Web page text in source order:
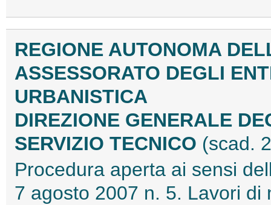
REGIONE AUTONOMA
ASSESSORATO DEGLI
URBANISTICA
DIREZIONE GENERALE
SERVIZIO TECNICO (scad.
Procedura aperta ai sensi
7 agosto 2007 n. 5. Lavori